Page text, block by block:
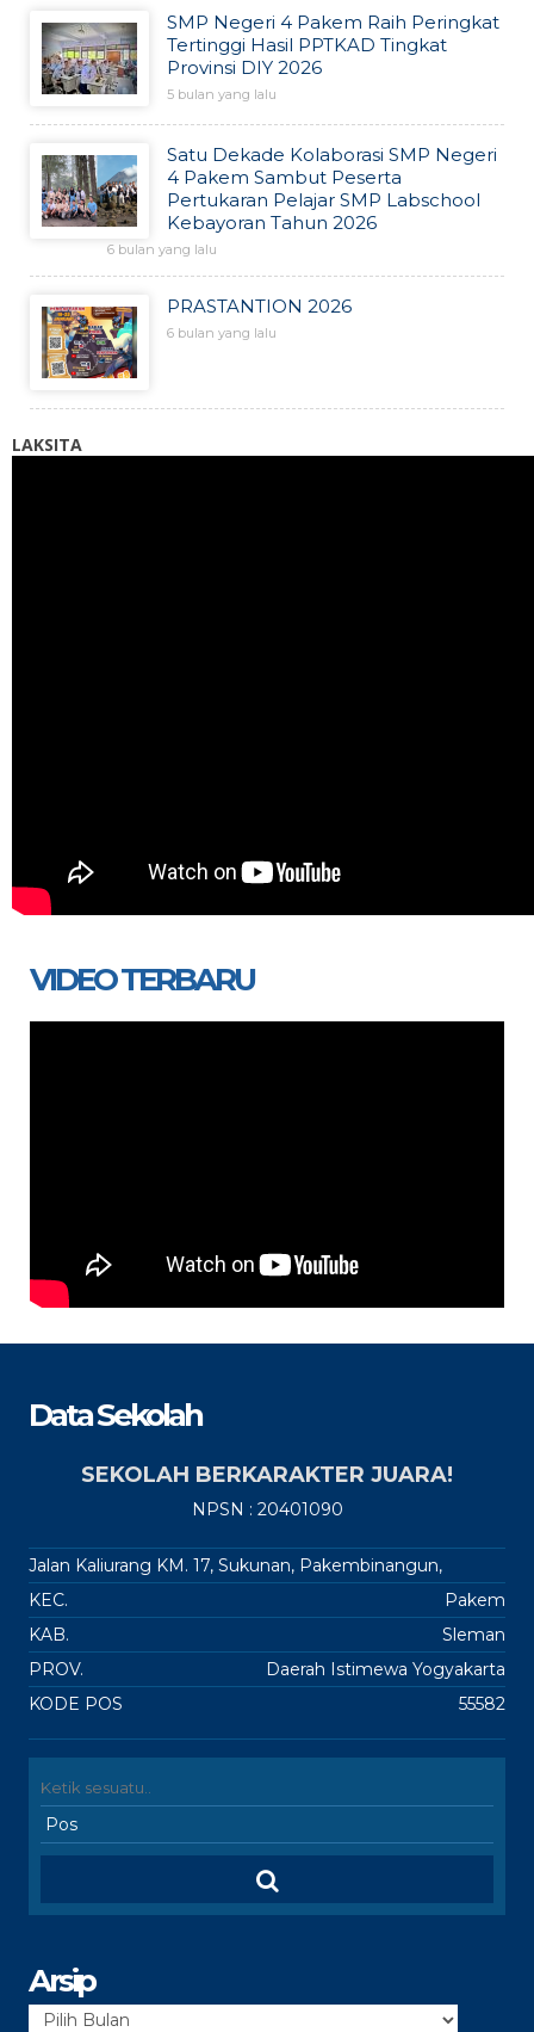
SMP Negeri 4 Pakem Raih Peringkat
Tertinggi Hasil PPTKAD Tingkat
Provinsi DIY 2026
5 bulan yang lalu
Satu Dekade Kolaborasi SMP Negeri
4 Pakem Sambut Peserta
Pertukaran Pelajar SMP Labschool
Kebayoran Tahun 2026
6 bulan yang lalu
PRASTANTION 2026
6 bulan yang lalu
LAKSITA
VIDEO TERBARU
Data Sekolah
SEKOLAH BERKARAKTER JUARA!
NPSN : 20401090
Jalan Kaliurang KM. 17, Sukunan, Pakembinangun,
KEC.
Pakem
KAB.
Sleman
PROV.
Daerah Istimewa Yogyakarta
KODE POS
55582
Arsip
Arsip